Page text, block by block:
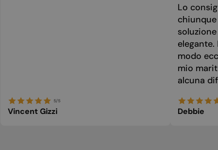
5/5
Vincent Gizzi
Lo
modo
mio
alcuna
Debbie